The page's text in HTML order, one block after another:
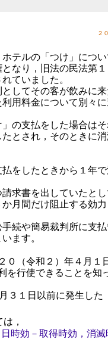
２
テルの「つけ」につ
なり，旧法の民法第
ていました。
してその客が飲みに
用料金について別々に
の支払をした場合は
とされ，そのときに
をしたときから１年
求書を出していたとし
月間だけ阻止する効
続や簡易裁判所に支
ます。
（令和２）年４月１
を行使できることを知
３１日以前に発生した
，
時効－取得時効，消滅